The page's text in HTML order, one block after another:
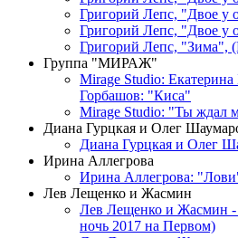
Григорий Лепс, "Двое у
Григорий Лепс, "Двое у
Григорий Лепс, "Зима",
Группа "МИРАЖ"
Mirage Studio:
Горбашов: "Киса"
Mirage Studio: "Ты ждал
Диана Гурцкая и Олег
Диана Гурцкая и Олег
Ирина Аллегрова
Ирина Аллегрова:
Лев Лещенко и Жасмин
Лев Лещенко и Жасмин
ночь 2017 на Первом)